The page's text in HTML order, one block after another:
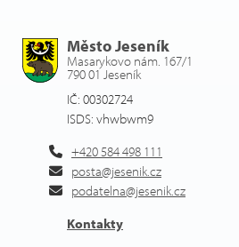
Město Jeseník
Masarykovo nám. 167/1
790 01 Jeseník
IČ: 00302724
ISDS: vhwbwm9
+420 584 498 111
posta@jesenik.cz
podatelna@jesenik.cz
Kontakty